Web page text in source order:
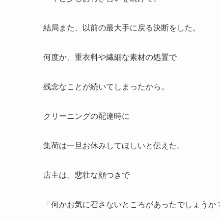
結局また、以前の最大手に戻る決断をした。
何度か、重衣料や繊細な素材の処置で
残念なことが続いてしまったから。
クリーニングの配達時に
集荷は一旦お休みしてほしいと伝えた。
店主は、悲壮な顔つきで
「何かお気に召さないところがあったでしょうか